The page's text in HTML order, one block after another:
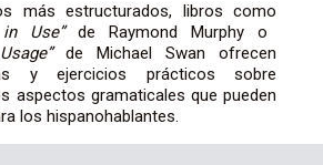
más estructurados, libros como
Use”de Raymond Murphy o
de Michael Swan ofrecen
y ejercicios prácticos sobre
aspectos gramaticales que pueden
los hispanohablantes.